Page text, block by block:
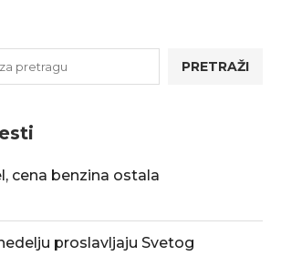
PRETRAŽI
cena benzina ostala
proslavljaju Svetog